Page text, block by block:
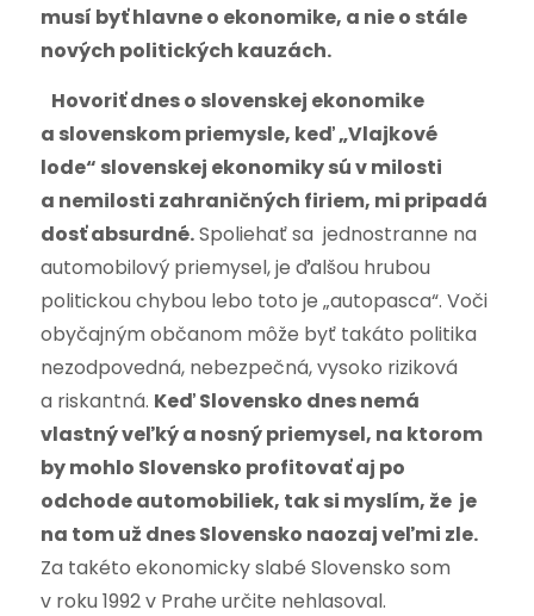
musí byť hlavne o ekonomike, a nie o stále
nových politických kauzách.
Hovoriť dnes o slovenskej ekonomike
a slovenskom priemysle, keď „Vlajkové
lode“ slovenskej ekonomiky sú v milosti
a nemilosti zahraničných firiem, mi pripadá
dosť absurdné.Spoliehať sa jednostranne na
automobilový priemysel, je ďalšou hrubou
politickou chybou lebo toto je „autopasca“. Voči
obyčajným občanom môže byť takáto politika
nezodpovedná, nebezpečná, vysoko riziková
a riskantná. Keď Slovensko dnes nemá
vlastný veľký a nosný priemysel, na ktorom
by mohlo Slovensko profitovať aj po
odchode automobiliek, tak si myslím, že je
na tom už dnes Slovensko naozaj veľmi zle.
Za takéto ekonomicky slabé Slovensko som
v roku 1992 v Prahe určite nehlasoval.